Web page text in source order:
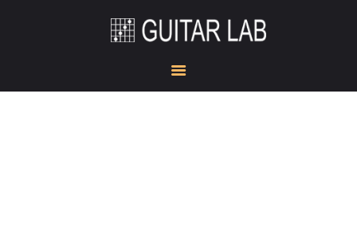
ACADEMY
GUITAR DOJO